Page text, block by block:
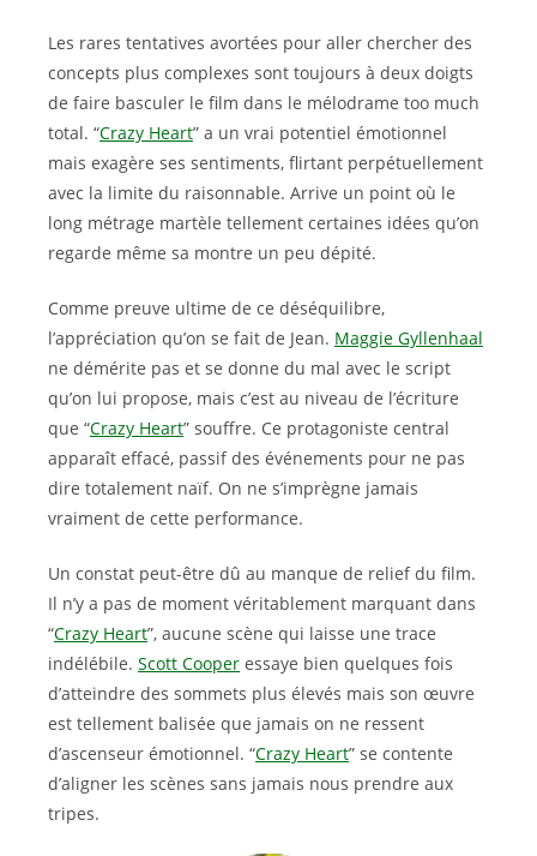
Les rares tentatives avortées pour aller chercher des
concepts plus complexes sont toujours à deux doigts
de faire basculer le film dans le mélodrame too much
total. “Crazy Heart” a un vrai potentiel émotionnel
mais exagère ses sentiments, flirtant perpétuellement
avec la limite du raisonnable. Arrive un point où le
long métrage martèle tellement certaines idées qu’on
regarde même sa montre un peu dépité.
Comme preuve ultime de ce déséquilibre,
l’appréciation qu’on se fait de Jean. Maggie Gyllenhaal
ne démérite pas et se donne du mal avec le script
qu’on lui propose, mais c’est au niveau de l’écriture
que “Crazy Heart” souffre. Ce protagoniste central
apparaît effacé, passif des événements pour ne pas
dire totalement naïf. On ne s’imprègne jamais
vraiment de cette performance.
Un constat peut-être dû au manque de relief du film.
Il n’y a pas de moment véritablement marquant dans
“Crazy Heart”, aucune scène qui laisse une trace
indélébile. Scott Cooper essaye bien quelques fois
d’atteindre des sommets plus élevés mais son œuvre
est tellement balisée que jamais on ne ressent
d’ascenseur émotionnel. “Crazy Heart” se contente
d’aligner les scènes sans jamais nous prendre aux
tripes.